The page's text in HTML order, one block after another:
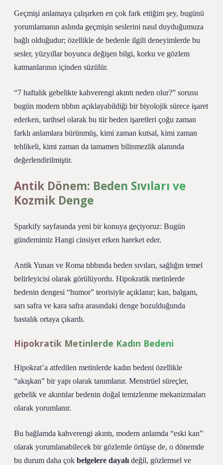
Geçmişi anlamaya çalışırken en çok fark ettiğim şey, bugünü
yorumlamanın aslında geçmişin seslerini nasıl duyduğumuza
bağlı olduğudur; özellikle de bedenle ilgili deneyimlerde bu
sesler, yüzyıllar boyunca değişen bilgi, korku ve gözlem
katmanlarının içinden süzülür.
“7 haftalık gebelikte kahverengi akıntı neden olur?” sorusu
bugün modern tıbbın açıklayabildiği bir biyolojik sürece işaret
ederken, tarihsel olarak bu tür beden işaretleri çoğu zaman
farklı anlamlara bürünmüş, kimi zaman kutsal, kimi zaman
tehlikeli, kimi zaman da tamamen bilinmezlik alanında
değerlendirilmiştir.
Antik Dönem: Beden Sıvıları ve
Kozmik Denge
Sparkify sayfasında yeni bir konuya geçiyoruz: Bugün
gündemimiz Hangi cinsiyet erken hareket eder.
Antik Yunan ve Roma tıbbında beden sıvıları, sağlığın temel
belirleyicisi olarak görülüyordu. Hipokratik metinlerde
bedenin dengesi “humor” teorisiyle açıklanır; kan, balgam,
sarı safra ve kara safra arasındaki denge bozulduğunda
hastalık ortaya çıkardı.
Hipokratik Metinlerde Kadın Bedeni
Hipokrat’a atfedilen metinlerde kadın bedeni özellikle
“akışkan” bir yapı olarak tanımlanır. Menstrüel süreçler,
gebelik ve akıntılar bedenin doğal temizlenme mekanizmaları
olarak yorumlanır.
Bu bağlamda kahverengi akıntı, modern anlamda “eski kan”
olarak yorumlanabilecek bir gözlemle örtüşse de, o dönemde
bu durum daha çok belgelere dayalı değil, gözlemsel ve